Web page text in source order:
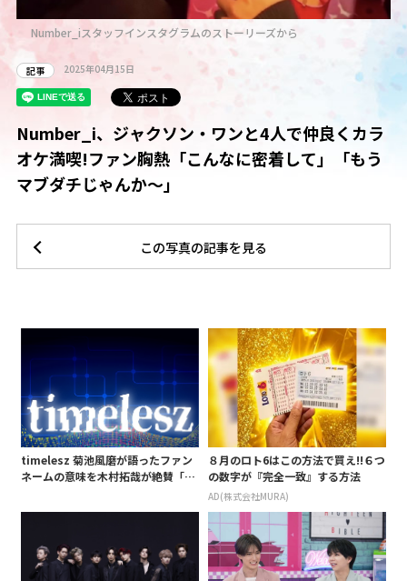
Number_iスタッフインスタグラムのストーリーズから
記事 2025年04月15日
Number_i、ジャクソン・ワンと4人で仲良くカラ
オケ満喫!ファン胸熱「こんなに密着して」「もう
マブダチじゃんか～」
この写真の記事を見る
timelesz 菊池風磨が語ったファン
ネームの意味を木村拓哉が絶賛「考
８月のロト6はこの方法で買え!!６つ
の数字が『完全一致』する方法
AD(株式会社MURA)